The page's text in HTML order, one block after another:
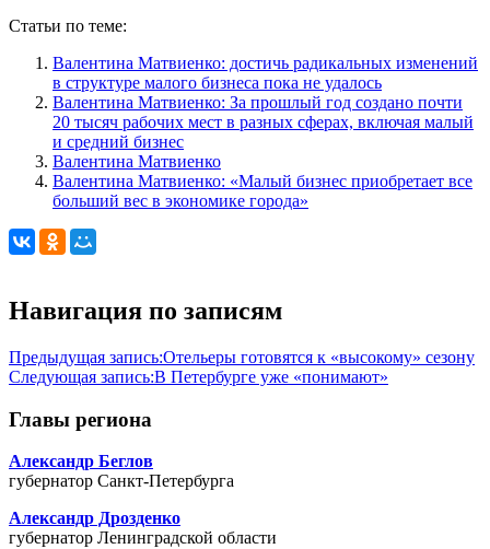
Статьи по теме:
Валентина Матвиенко: достичь радикальных изменений
в структуре малого бизнеса пока не удалось
Валентина Матвиенко: За прошлый год создано почти
20 тысяч рабочих мест в разных сферах, включая малый
и средний бизнеc
Валентина Матвиенко
Валентина Матвиенко: «Малый бизнес приобретает все
больший вес в экономике города»
Навигация по записям
Предыдущая запись:Отельеры готовятся к «высокому» сезону
Следующая запись:В Петербурге уже «понимают»
Главы региона
Александр Беглов
губернатор Санкт-Петербурга
Александр Дрозденко
губернатор Ленинградской области